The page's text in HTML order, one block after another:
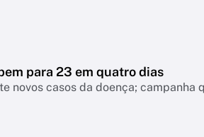
para 23 em quatro dias
novos casos da doença;